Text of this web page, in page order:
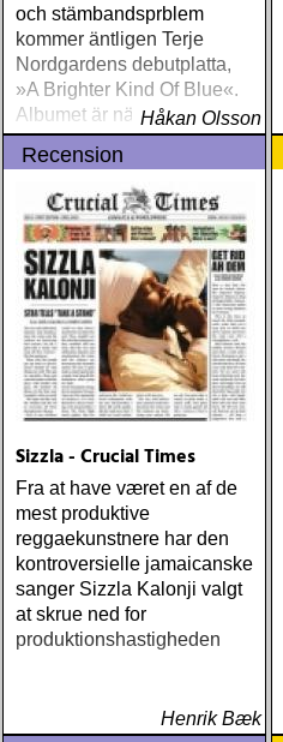
och stämbandsprblem
kommer äntligen Terje
Nordgardens debutplatta,
»A Brighter Kind Of Blue«.
Albumet är nära, enkelt och
ärligt och handlar om
upplevelser och historier
från en ung mans liv
Håkan Olsson
Recension
Sizzla - Crucial Times
Fra at have været en af de
mest produktive
reggaekunstnere har den
kontroversielle jamaicanske
sanger Sizzla Kalonji valgt
at skrue ned for
produktionshastigheden
Henrik Bæk